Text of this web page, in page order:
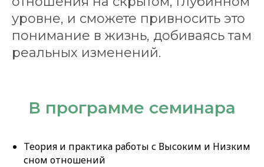
уровне, и сможете привносить это
понимание в жизнь, добиваясь там
реальных изменений.
В программе семинара
Теория и практика работы с Высоким и Низким
сном отношений